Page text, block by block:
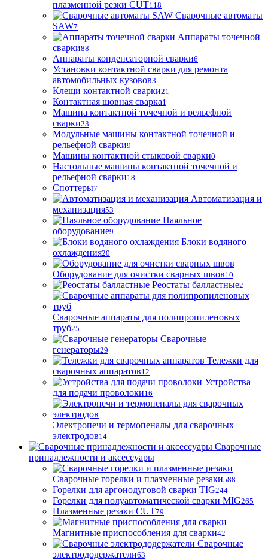
плазменной резки CUT118
Сварочные автоматы
SAW7
Аппараты точечной
сварки88
Аппараты конденсаторной сварки6
Установки контактной сварки для ремонта
автомобильных кузовов3
Клещи контактной сварки21
Контактная шовная сварка1
Машина контактной точечной и рельефной
сварки23
Модульные машины контактной точечной и
рельефной сварки9
Машины контактной стыковой сварки0
Настольные машины контактной точечной и
рельефной сварки18
Споттеры7
Автоматизация и
механизация53
Паяльное
оборудование9
Блоки водяного
охлаждения20
Оборудование для очистки сварных швов10
Реостаты балластные2
Сварочные аппараты для полипропиленовых
труб25
Сварочные
генераторы29
Тележки для
сварочных аппаратов12
Устройства
для подачи проволоки16
Электропечи и термопеналы для сварочных
электродов14
Сварочные
принадлежности и аксессуары
Сварочные горелки и плазменные резаки588
Горелки для аргонодуговой сварки TIG244
Горелки для полуавтоматической сварки MIG265
Плазменные резаки CUT79
Магнитные приспособления для сварки42
Сварочные
электрододержатели63